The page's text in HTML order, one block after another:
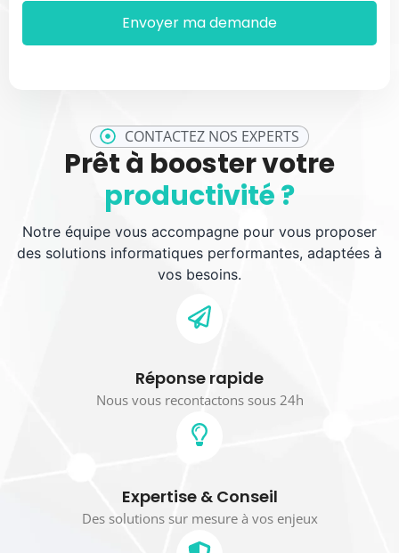
CONTACTEZ NOS EXPERTS
Prêt à booster votre
productivité ?
Notre équipe vous accompagne pour vous proposer
des solutions informatiques performantes, adaptées à
vos besoins.
Réponse rapide
Nous vous recontactons sous 24h
Expertise & Conseil
Des solutions sur mesure à vos enjeux